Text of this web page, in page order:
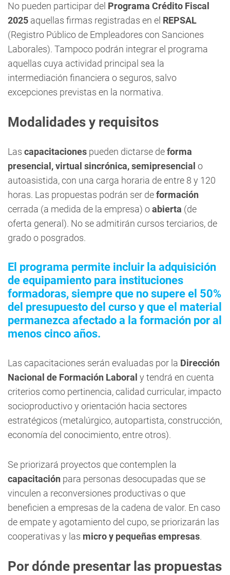
No pueden participar del Programa Crédito Fiscal
2025 aquellas firmas registradas en el REPSAL
(Registro Público de Empleadores con Sanciones
Laborales). Tampoco podrán integrar el programa
aquellas cuya actividad principal sea la
intermediación financiera o seguros, salvo
excepciones previstas en la normativa.
Modalidades y requisitos
Las capacitaciones pueden dictarse deforma
presencial, virtual sincrónica, semipresencial o
autoasistida, con una carga horaria de entre 8 y 120
horas. Las propuestas podrán ser deformación
cerrada (a medida de la empresa) oabierta (de
oferta general). No se admitirán cursos terciarios, de
grado o posgrados.
El programa permite incluir la adquisición
de equipamiento para instituciones
formadoras, siempre que no supere el 50%
del presupuesto del curso y que el material
permanezca afectado a la formación por al
menos cinco años.
Las capacitaciones serán evaluadas por la Dirección
Nacional de Formación Laboral y tendrá en cuenta
criterios como pertinencia, calidad curricular, impacto
socioproductivo y orientación hacia sectores
estratégicos (metalúrgico, autopartista, construcción,
economía del conocimiento, entre otros).
Se priorizará proyectos que contemplen la
capacitación para personas desocupadas que se
vinculen a reconversiones productivas o que
beneficien a empresas de la cadena de valor. En caso
de empate y agotamiento del cupo, se priorizarán las
cooperativas y las micro y pequeñas empresas.
Por dónde presentar las propuestas